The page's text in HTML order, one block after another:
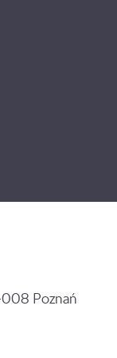
Poznań